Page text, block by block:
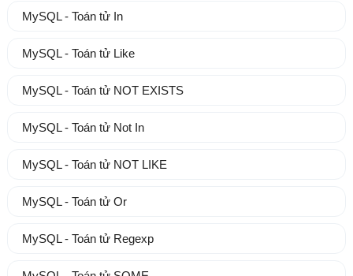
MySQL - Toán tử In
MySQL - Toán tử Like
MySQL - Toán tử NOT EXISTS
MySQL - Toán tử Not In
MySQL - Toán tử NOT LIKE
MySQL - Toán tử Or
MySQL - Toán tử Regexp